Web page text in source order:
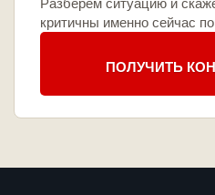
Разберем ситуацию и
критичны именно сейчас
ПОЛУЧИТЬ